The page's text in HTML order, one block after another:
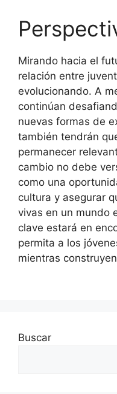
Mirando hacia el
relación entre
evolucionando. A
continúan
nuevas formas de
también tendrán
permanecer
cambio no debe
como una
cultura y asegurar
vivas en un mundo
clave estará en
permita a los
mientras
Buscar